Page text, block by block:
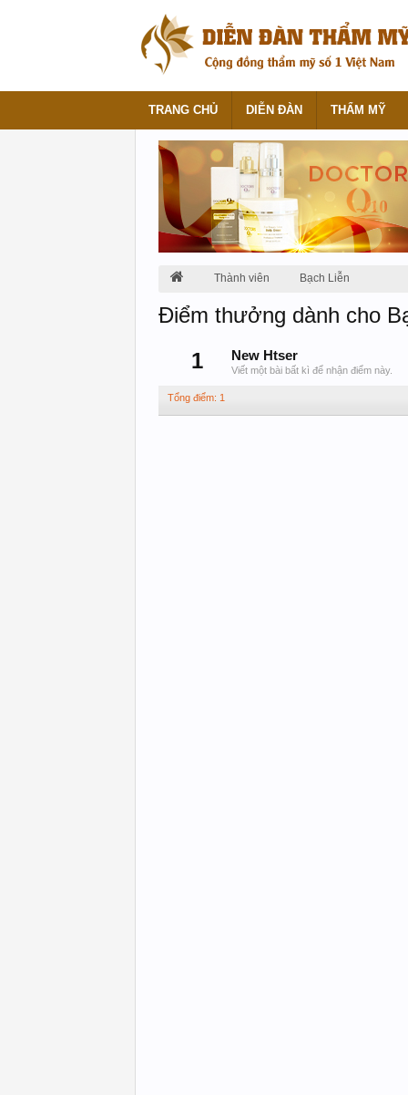
Thành viên Bạch Liễn
Điểm thưởng dành cho
1
New Htser
Viết một bài bất kì để nhận điểm này.
Tổng điểm: 1
TRANG CHỦ DIỄN ĐÀN THẨM MỸ